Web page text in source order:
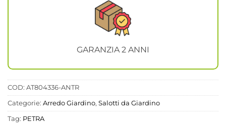
GARANZIA 2 ANNI
COD: AT804336-ANTR
Categorie: Arredo Giardino, Salotti da Giardino
Tag: PETRA